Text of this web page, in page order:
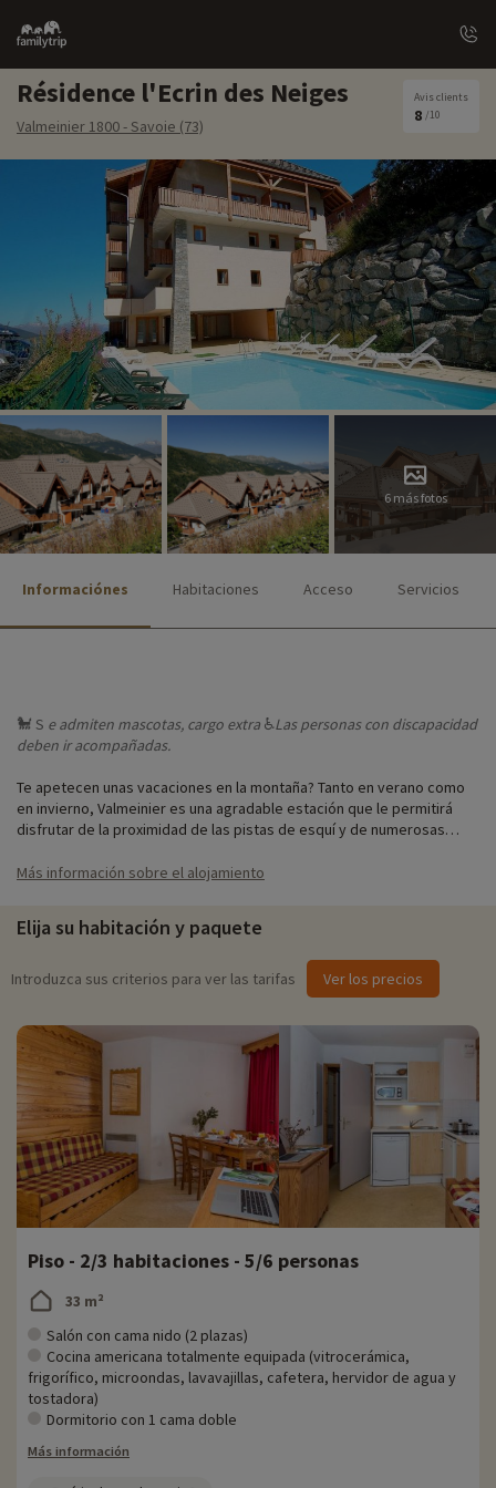
Family
trip
Résidence l'Ecrin des Neiges
Valmeinier 1800 - Savoie (73)
Avis clients
8 /10
6 más fotos
Informaciónes Habitaciones Acceso Servicios
🐩 S e admiten mascotas, cargo extra ♿Las personas con discapacidad
deben ir acompañadas.
Te apetecen unas vacaciones en la montaña? Tanto en verano como
en invierno, Valmeinier es una agradable estación que le permitirá
disfrutar de la proximidad de las pistas de esquí y de numerosas
ferrata, minigolf, deportes en aguas bravas, escalada... ¡La estación
excepcional! A 200 m de las pistas y de uno de los telesillas de la
estación, podrá acceder fácilmente al dominio esquiable de Galibier
Thabor.
Residencia Club l'Écrin des Neiges le invita a tomar el sol y la nieve en
la sauna, la piscina exterior climatizada (sólo en verano) o alrededor
de la mesa de billar. Venga a relajarse en familia en Valmeinier.
En una residencia con arquitectura típica de montaña y vigas vistas,
usted y sus hijos podrán alojarse en uno de los 150 apartamentos
totalmente equipados para un máximo de 7 personas. La residencia
tiene 6 plantas. Un ascensor da servicio a las 5 primeras plantas.
No se pierda una excursión en familia: senderismo con guía (en julio y
agosto). La residencia le propone 2 medias jornadas para descubrir la
región desde todos los ángulos.
♥i
Más información sobre el alojamiento
Elija su habitación y paquete
Introduzca sus criterios para ver las tarifas Ver los precios
Piso - 2/3 habitaciones - 5/6 personas
33 m²
Salón con cama nido (2 plazas)
Cocina americana totalmente equipada (vitrocerámica,
frigorífico, microondas, lavavajillas, cafetera, hervidor de agua y
tostadora)
Dormitorio con 1 cama doble
Más información